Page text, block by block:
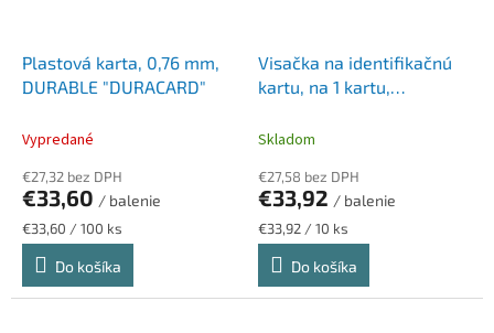
Plastová karta, 0,76 mm,
DURABLE "DURACARD"
Vypredané
€27,32 bez DPH
€33,60 / balenie
Jednotková
cena:
€33,60 / 100 ks
Do košíka
Visačka na identifikačnú
kartu, na 1 kartu,
DURABLE, priehľadná
Skladom
€27,58 bez DPH
€33,92 / balenie
Jednotková
cena:
€33,92 / 10 ks
Do košíka